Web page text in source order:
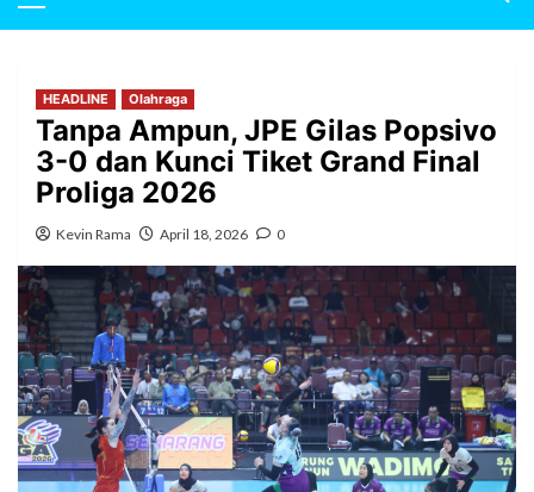
HEADLINE Olahraga
Tanpa Ampun, JPE Gilas Popsivo
3-0 dan Kunci Tiket Grand Final
Proliga 2026
Kevin Rama April 18, 2026 0